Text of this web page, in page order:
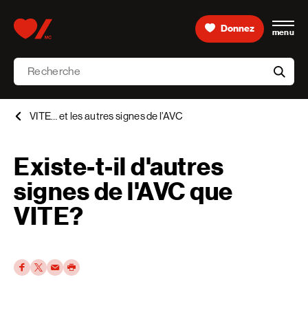
Donnez menu
Recherche
aria-
VITE… et les autres signes de l’AVC
Existe-t-il d'autres
signes de l'AVC que
VITE?
Facebook
TwitterPar courriel
Imprimer